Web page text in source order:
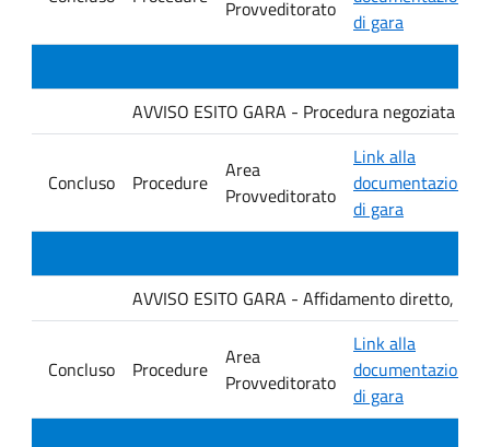
Provveditorato
di gara
AVVISO ESITO GARA - Procedura negoziata
Concluso Procedure
Area
Provveditorato
Link alla
documentazione
di gara
AVVISO ESITO GARA - Affidamento diretto, ai
Concluso Procedure
Area
Provveditorato
Link alla
documentazione
di gara